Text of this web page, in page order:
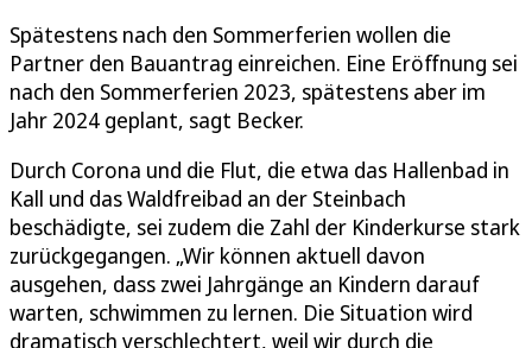
Spätestens nach den Sommerferien wollen die
Partner den Bauantrag einreichen. Eine Eröffnung sei
nach den Sommerferien 2023, spätestens aber im
Jahr 2024 geplant, sagt Becker.
Durch Corona und die Flut, die etwa das Hallenbad in
Kall und das Waldfreibad an der Steinbach
beschädigte, sei zudem die Zahl der Kinderkurse stark
zurückgegangen. „Wir können aktuell davon
ausgehen, dass zwei Jahrgänge an Kindern darauf
warten, schwimmen zu lernen. Die Situation wird
dramatisch verschlechtert, weil wir durch die